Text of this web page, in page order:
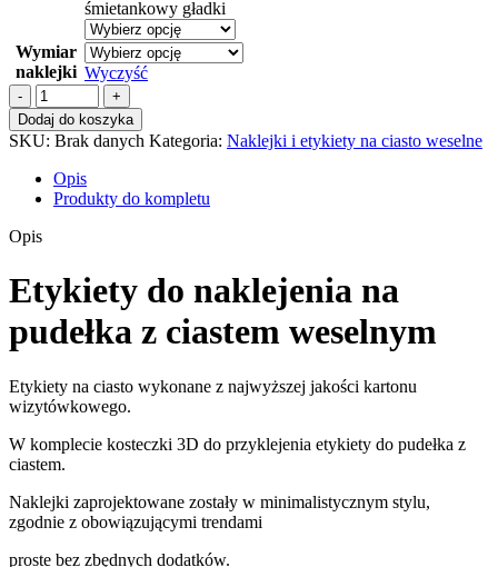
śmietankowy gładki
Wymiar
naklejki Wyczyść
ilość
Etykiety,
naklejki
na
ciasto
minimalistyczne
Dodaj do koszyka
SKU: Brak danych Kategoria: Naklejki i etykiety na ciasto weselne
Opis
Produkty do kompletu
Opis
Etykiety do naklejenia na
pudełka z ciastem weselnym
Etykiety na ciasto wykonane z najwyższej jakości kartonu
wizytówkowego.
W komplecie kosteczki 3D do przyklejenia etykiety do pudełka z
ciastem.
Naklejki zaprojektowane zostały w minimalistycznym stylu,
zgodnie z obowiązującymi trendami
proste bez zbędnych dodatków.